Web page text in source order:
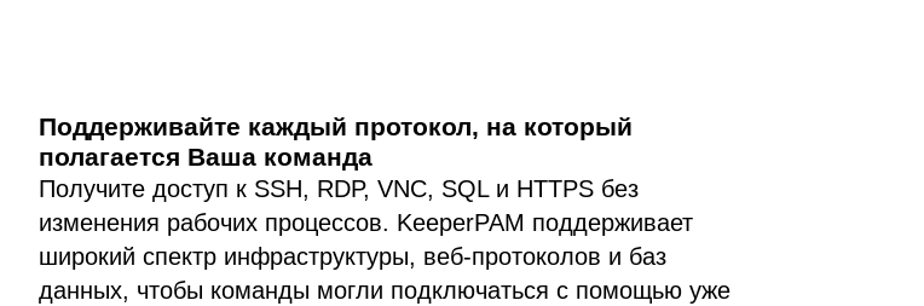
Поддерживайте каждый протокол, на который
полагается Ваша команда
Получите доступ к SSH, RDP, VNC, SQL и HTTPS без
изменения рабочих процессов. KeeperPAM поддерживает
широкий спектр инфраструктуры, веб-протоколов и баз
данных, чтобы команды могли подключаться с помощью уже